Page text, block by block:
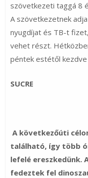
szövetkezeti taggá 8
A szövetkezetnek
nyugdíjat és TB-t
vehet részt.
péntek estétől
SUCRE
A következőúti
található, így több
lefelé ereszkedünk.
fedeztek fel